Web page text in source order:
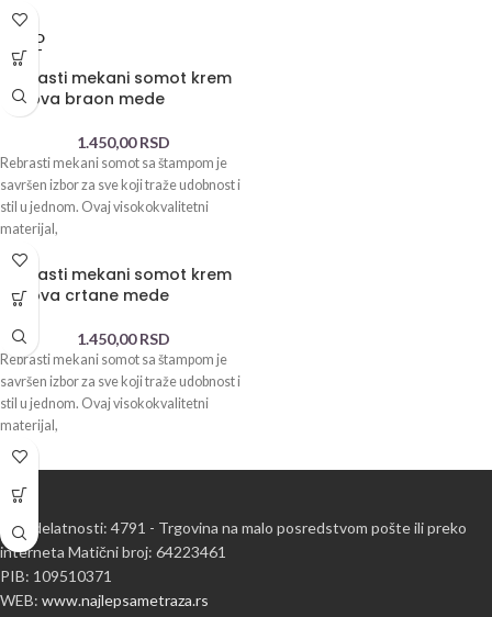
SOLD
OUT
Rebrasti mekani somot krem
osnova braon mede
1.450,00RSD
Rebrasti mekani somot sa štampom je
savršen izbor za sve koji traže udobnost i
stil u jednom. Ovaj visokokvalitetni
materijal,
Rebrasti mekani somot krem
osnova crtane mede
1.450,00RSD
Rebrasti mekani somot sa štampom je
savršen izbor za sve koji traže udobnost i
stil u jednom. Ovaj visokokvalitetni
materijal,
Šifra delatnosti: 4791 - Trgovina na malo posredstvom pošte ili preko
interneta Matični broj: 64223461
PIB: 109510371
WEB: www.najlepsametraza.rs